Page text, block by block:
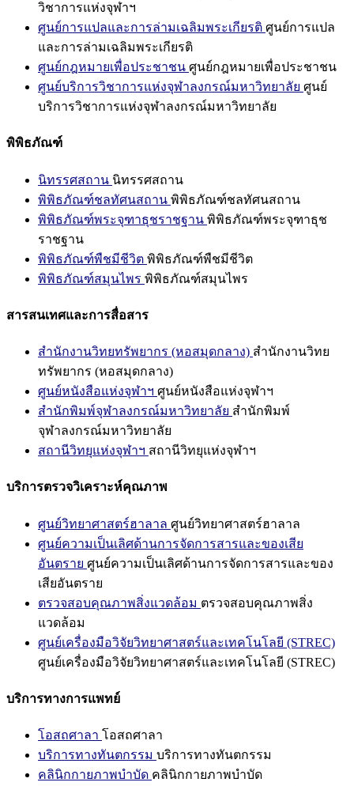
วิชาการแห่งจุฬาฯ
ศูนย์การแปลและการล่ามเฉลิมพระเกียรติ ศูนย์การแปล
และการล่ามเฉลิมพระเกียรติ
ศูนย์กฎหมายเพื่อประชาชน ศูนย์กฎหมายเพื่อประชาชน
ศูนย์บริการวิชาการแห่งจุฬาลงกรณ์มหาวิทยาลัย ศูนย์
บริการวิชาการแห่งจุฬาลงกรณ์มหาวิทยาลัย
พิพิธภัณฑ์
นิทรรศสถาน นิทรรศสถาน
พิพิธภัณฑ์ชลทัศนสถาน พิพิธภัณฑ์ชลทัศนสถาน
พิพิธภัณฑ์พระจุฑาธุชราชฐาน พิพิธภัณฑ์พระจุฑาธุช
ราชฐาน
พิพิธภัณฑ์พืชมีชีวิต พิพิธภัณฑ์พืชมีชีวิต
พิพิธภัณฑ์สมุนไพร พิพิธภัณฑ์สมุนไพร
สารสนเทศและการสื่อสาร
สำนักงานวิทยทรัพยากร (หอสมุดกลาง) สำนักงานวิทย
ทรัพยากร (หอสมุดกลาง)
ศูนย์หนังสือแห่งจุฬาฯ ศูนย์หนังสือแห่งจุฬาฯ
สำนักพิมพ์จุฬาลงกรณ์มหาวิทยาลัย สำนักพิมพ์
จุฬาลงกรณ์มหาวิทยาลัย
สถานีวิทยุแห่งจุฬาฯ สถานีวิทยุแห่งจุฬาฯ
บริการตรวจวิเคราะห์คุณภาพ
ศูนย์วิทยาศาสตร์ฮาลาล ศูนย์วิทยาศาสตร์ฮาลาล
ศูนย์ความเป็นเลิศด้านการจัดการสารและของเสีย
อันตราย ศูนย์ความเป็นเลิศด้านการจัดการสารและของ
เสียอันตราย
ตรวจสอบคุณภาพสิ่งแวดล้อม ตรวจสอบคุณภาพสิ่ง
แวดล้อม
ศูนย์เครื่องมือวิจัยวิทยาศาสตร์และเทคโนโลยี (STREC)
ศูนย์เครื่องมือวิจัยวิทยาศาสตร์และเทคโนโลยี (STREC)
บริการทางการแพทย์
โอสถศาลา โอสถศาลา
บริการทางทันตกรรม บริการทางทันตกรรม
คลินิกกายภาพบำบัด คลินิกกายภาพบำบัด